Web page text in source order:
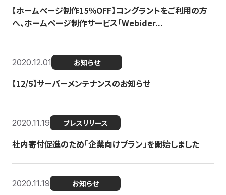
【ホームページ制作15％OFF】コングラントをご利用の方
へ、ホームページ制作サービス「Webider...
2020.12.01 お知らせ
【12/5】サーバーメンテナンスのお知らせ
2020.11.19 プレスリリース
社内寄付促進のため「企業向けプラン」を開始しました
2020.11.19 お知らせ